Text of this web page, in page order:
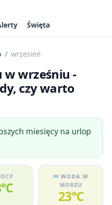
Święta
wrzesień
w wrześniu -
czy warto
miesięcy na urlop
WODA W
MORZU
23℃